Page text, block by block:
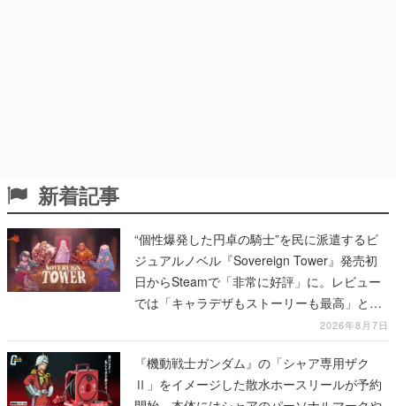
新着記事
“個性爆発した円卓の騎士”を民に派遣するビ
ジュアルノベル『Sovereign Tower』発売初
日からSteamで「非常に好評」に。レビュー
では「キャラデザもストーリーも最高」と称
2026年8月7日
『機動戦士ガンダム』の「シャア専用ザク
Ⅱ」をイメージした散水ホースリールが予約